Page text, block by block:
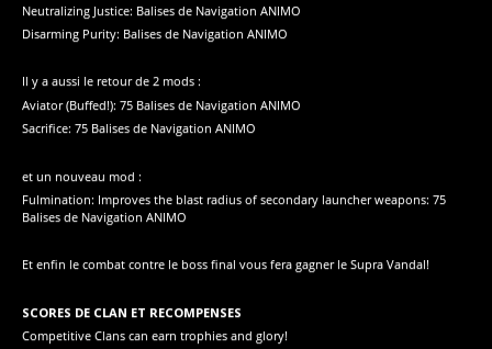
Neutralizing Justice: Balises de Navigation ANIMO
Disarming Purity: Balises de Navigation ANIMO
Il y a aussi le retour de 2 mods :
Aviator (Buffed!): 75 Balises de Navigation ANIMO
Sacrifice: 75 Balises de Navigation ANIMO
et un nouveau mod :
Fulmination: Improves the blast radius of secondary launcher weapons: 75
Balises de Navigation ANIMO
Et enfin le combat contre le boss final vous fera gagner le Supra Vandal!
SCORES DE CLAN ET RECOMPENSES
Competitive Clans can earn trophies and glory!